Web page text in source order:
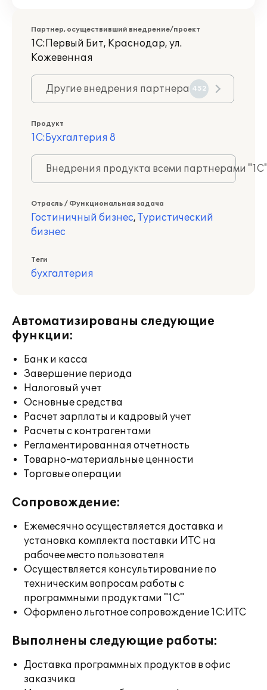
Партнер, осуществивший внедрение/проект
1С:Первый Бит, Краснодар, ул.
Кожевенная
Другие внедрения партнера 452
Продукт
1С:Бухгалтерия 8
Внедрения продукта всеми партнерами
Отрасль / Функциональная задача
Гостиничный бизнес, Туристический
бизнес
Теги
бухгалтерия
Автоматизированы следующие
функции:
Банк и касса
Завершение периода
Налоговый учет
Основные средства
Расчет зарплаты и кадровый учет
Расчеты с контрагентами
Регламентированная отчетность
Товарно-материальные ценности
Торговые операции
Сопровождение:
Ежемесячно осуществляется доставка и
установка комплекта поставки ИТС на
рабочее место пользователя
Осуществляется консультирование по
техническим вопросам работы с
программными продуктами "1С"
Оформлено льготное сопровождение 1С:ИТС
Выполнены следующие работы:
Доставка программных продуктов в офис
заказчика